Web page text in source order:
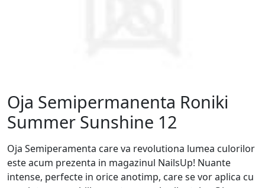
Oja Semipermanenta Roniki
Summer Sunshine 12
Oja Semiperamenta care va revolutiona lumea culorilor
este acum prezenta in magazinul NailsUp! Nuante
intense, perfecte in orice anotimp, care se vor aplica cu